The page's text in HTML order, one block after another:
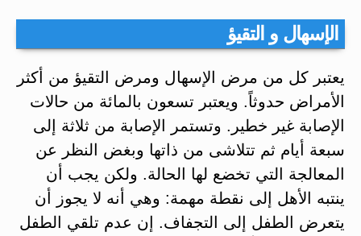
الإسهال و التقيؤ
يعتبر كل من مرض الإسهال ومرض التقيؤ من أكثر
الأمراض حدوثاً. ويعتبر تسعون بالمائة من حالات
الإصابة غير خطير. وتستمر الإصابة من ثلاثة إلى
سبعة أيام ثم تتلاشى من ذاتها وبغض النظر عن
المعالجة التي تخضع لها الحالة. ولكن يجب أن
ينتبه الأهل إلى نقطة مهمة: وهي أنه لا يجوز أن
يتعرض الطفل إلى التجفاف. إن عدم تلقي الطفل